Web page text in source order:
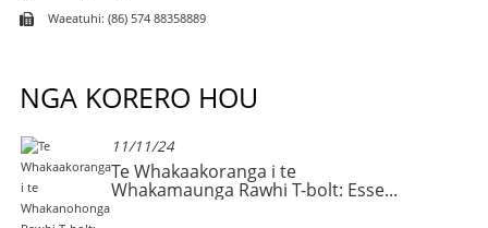
Waeatuhi: (86) 574 88358889
NGA KORERO HOU
11/11/24
Te Whakaakoranga i te
Whakamaunga Rawhi T-bolt: Esse...